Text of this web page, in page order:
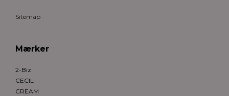
Sitemap
Mærker
2-Biz
CECIL
CREAM